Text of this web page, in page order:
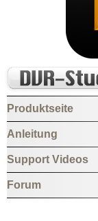
Produktseite
Anleitung
Support Videos
Forum